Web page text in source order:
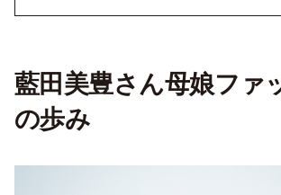
藍田美豊さん母娘ファ
の歩み